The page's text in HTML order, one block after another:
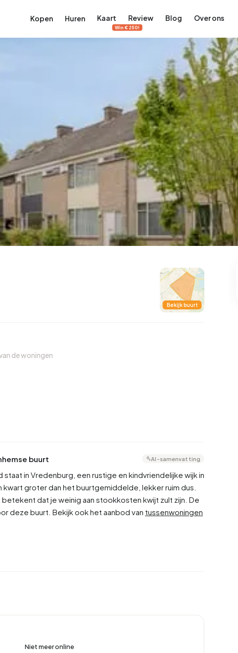
Kopen
Jordaan, De Pijp en meer
in Amsterdam Bekijk op de kaart
5.637 459 371
Tussenwoning
2-onder-1-kap
85
Vrijstaand
Huren
Amsterdam
Jordaan, De Pijp en meer
Huurwoningen in Amsterdam Bekijk op de kaart
63
Tussenwoning
8
Kamers
Kaart Review
Win €250!
Blog Over ons
Bekijk buurt
de woningen
AI-samenvatting
buurt
in Vredenburg, een rustige en kindvriendelijke wijk in
kwart groter dan het buurtgemiddelde, lekker ruim dus.
dat je weinig aan stookkosten kwijt zult zijn. De
deze buurt. Bekijk ook het aanbod van tussenwoningen
Niet meer online